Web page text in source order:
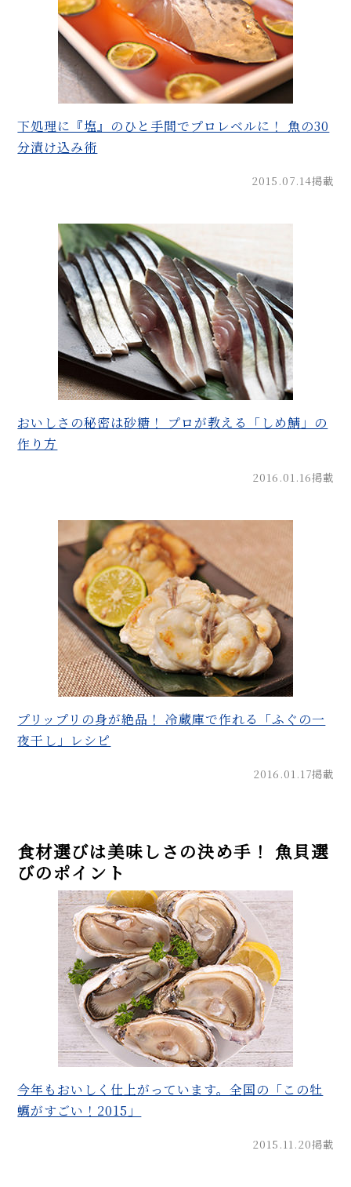
下処理に『塩』のひと手間でプロレベルに！ 魚の30
分漬け込み術
2015.07.14掲載
おいしさの秘密は砂糖！ プロが教える「しめ鯖」の
作り方
2016.01.16掲載
プリップリの身が絶品！ 冷蔵庫で作れる「ふぐの一
夜干し」レシピ
2016.01.17掲載
食材選びは美味しさの決め手！ 魚貝選
びのポイント
今年もおいしく仕上がっています。全国の「この牡
蠣がすごい！2015」
2015.11.20掲載